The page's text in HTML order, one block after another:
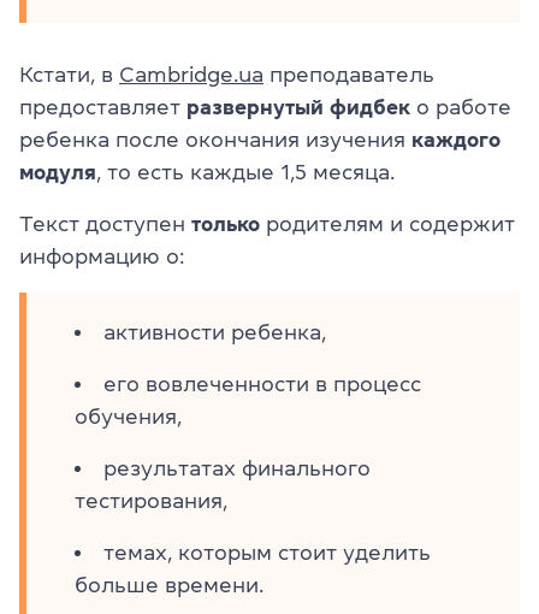
Кстати, в Cambridge.ua преподаватель
предоставляет развернутый фидбек о работе
ребенка после окончания изучения каждого
модуля, то есть каждые 1,5 месяца.
Текст доступен только родителям и содержит
информацию о:
активности ребенка,
его вовлеченности в процесс
обучения,
результатах финального
тестирования,
темах, которым стоит уделить
больше времени.